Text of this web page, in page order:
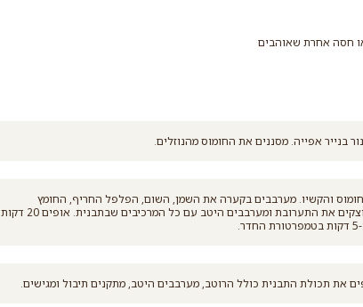
והקשיו. מערבבים בקערה את השמן, השום, הפלפל החריף, החומץ
הבלסמי, מיץ הלימון, הפפריקה, מלח ופלפל. יוצקים את התערובת ומערבבים היטב עם כל המרכיבים שבתבנית. אופים 20 דקות
את תכולת התבנית כולל הרוטב, מערבבים היטב, מתקנים תיבול ומגישים.